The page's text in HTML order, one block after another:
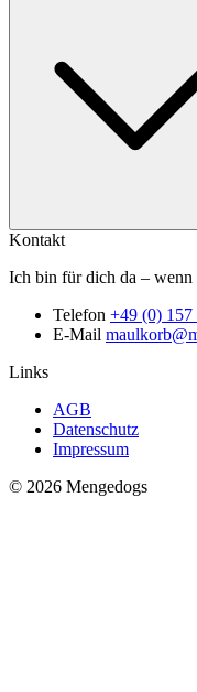
Kontakt
Ich bin für dich da – wenn
Telefon +49 (0) 157
E-Mail
Links
AGB
Datenschutz
Impressum
© 2026 Mengedogs